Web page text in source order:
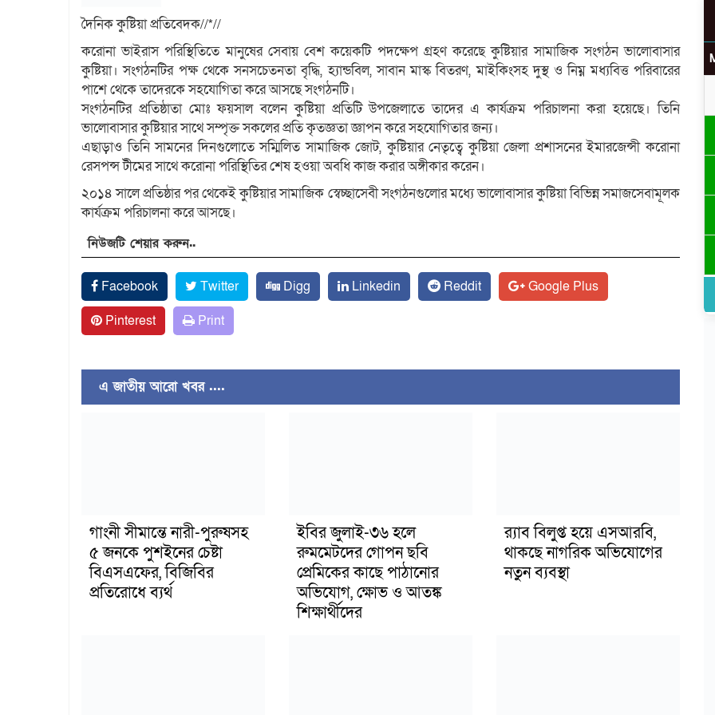
দৈনিক কুষ্টিয়া প্রতিবেদক//*//
করোনা ভাইরাস পরিস্থিতিতে মানুষের সেবায় বেশ কয়েকটি পদক্ষেপ গ্রহণ করেছে কুষ্টিয়ার সামাজিক সংগঠন ভালোবাসার
কুষ্টিয়া। সংগঠনটির পক্ষ থেকে সনসচেতনতা বৃদ্ধি, হ্যান্ডবিল, সাবান মাস্ক বিতরণ, মাইকিংসহ দুস্থ ও নিম্ন মধ্যবিত্ত পরিবারের
পাশে থেকে তাদেরকে সহযোগিতা করে আসছে সংগঠনটি।
সংগঠনটির প্রতিষ্ঠাতা মোঃ ফয়সাল বলেন কুষ্টিয়া প্রতিটি উপজেলাতে তাদের এ কার্যক্রম পরিচালনা করা হয়েছে। তিনি
ভালোবাসার কুষ্টিয়ার সাথে সম্পৃক্ত সকলের প্রতি কৃতজ্ঞতা জ্ঞাপন করে সহযোগিতার জন্য।
এছাড়াও তিনি সামনের দিনগুলোতে সম্মিলিত সামাজিক জোট, কুষ্টিয়ার নেতৃত্বে কুষ্টিয়া জেলা প্রশাসনের ইমারজেন্সী করোনা
রেসপন্স টীমের সাথে করোনা পরিস্থিতির শেষ হওয়া অবধি কাজ করার অঙ্গীকার করেন।
২০১৪ সালে প্রতিষ্ঠার পর থেকেই কুষ্টিয়ার সামাজিক স্বেচ্ছাসেবী সংগঠনগুলোর মধ্যে ভালোবাসার কুষ্টিয়া বিভিন্ন সমাজসেবামূলক
কার্যক্রম পরিচালনা করে আসছে।
নিউজটি শেয়ার করুন..
Facebook Twitter Digg Linkedin Reddit
Google Plus
Pinterest
Print
এ জাতীয় আরো খবর ....
গাংনী সীমান্তে নারী-পুরুষসহ
৫ জনকে পুশইনের চেষ্টা
বিএসএফের, বিজিবির
প্রতিরোধে ব্যর্থ
ইবির জুলাই-৩৬ হলে
রুমমেটদের গোপন ছবি
প্রেমিকের কাছে পাঠানোর
অভিযোগ, ক্ষোভ ও আতঙ্ক
শিক্ষার্থীদের
র‍্যাব বিলুপ্ত হয়ে এসআরবি,
থাকছে নাগরিক অভিযোগের
নতুন ব্যবস্থা